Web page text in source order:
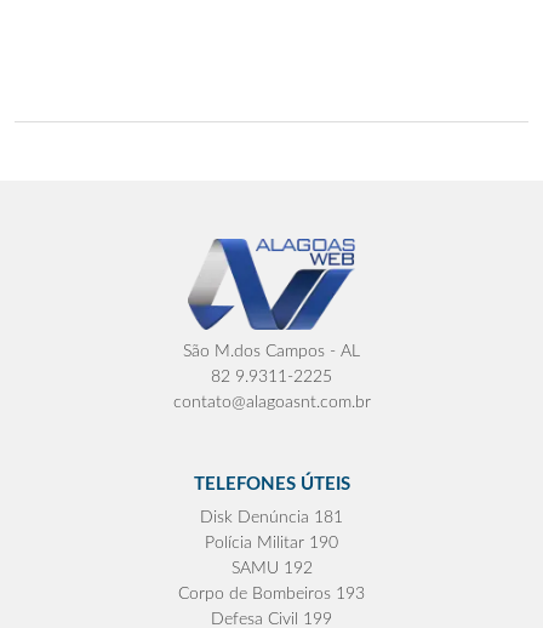
São M.dos Campos - AL
82 9.9311-2225
contato@alagoasnt.com.br
TELEFONES ÚTEIS
Disk Denúncia 181
Polícia Militar 190
SAMU 192
Corpo de Bombeiros 193
Defesa Civil 199